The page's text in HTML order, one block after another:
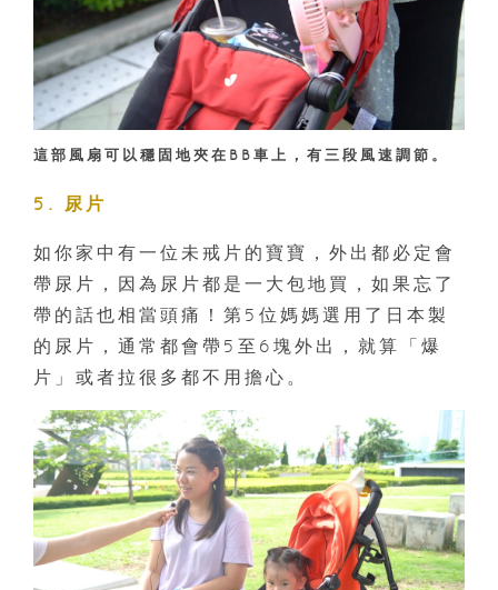
這部風扇可以穩固地夾在BB車上，有三段風速調節。
5. 尿片
如你家中有一位未戒片的寶寶，外出都必定會
帶尿片，因為尿片都是一大包地買，如果忘了
帶的話也相當頭痛！第5位媽媽選用了日本製
的尿片，通常都會帶5至6塊外出，就算「爆
片」或者拉很多都不用擔心。